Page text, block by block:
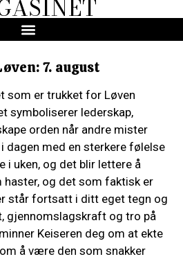
7. august
som er trukket for Løven
symboliserer lederskap,
orden når andre mister
dagen med en sterkere følelse
i uken, og det blir lettere å
og det som faktisk er
står fortsatt i ditt eget tegn og
gjennomslagskraft og tro på
Keiseren deg om at ekte
å være den som snakker